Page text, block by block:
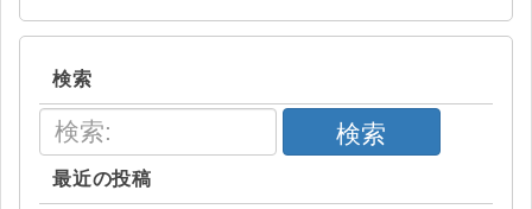
検索
検索
最近の投稿